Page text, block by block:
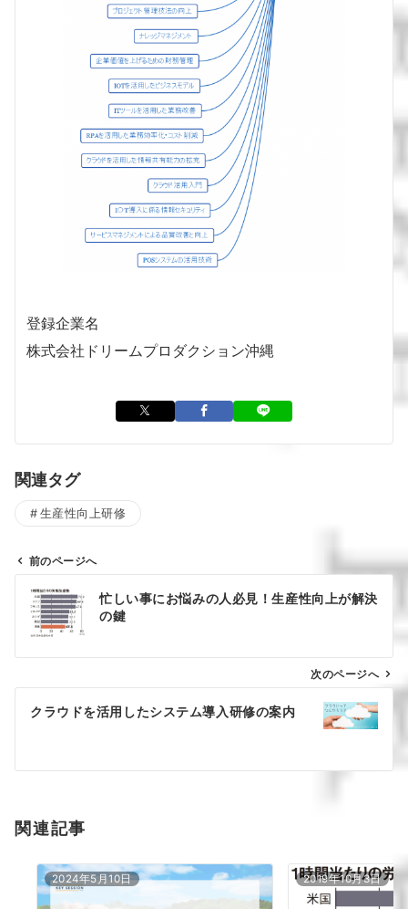
登録企業名
株式会社ドリームプロダクション沖縄
関連タグ
生産性向上研修
ン
前のページへ
忙しい事にお悩みの人必見！生産性向上が解決
の鍵
次のページへ
クラウドを活用したシステム導入研修の案内
関連記事
2024年5月10日 2019年10月3日